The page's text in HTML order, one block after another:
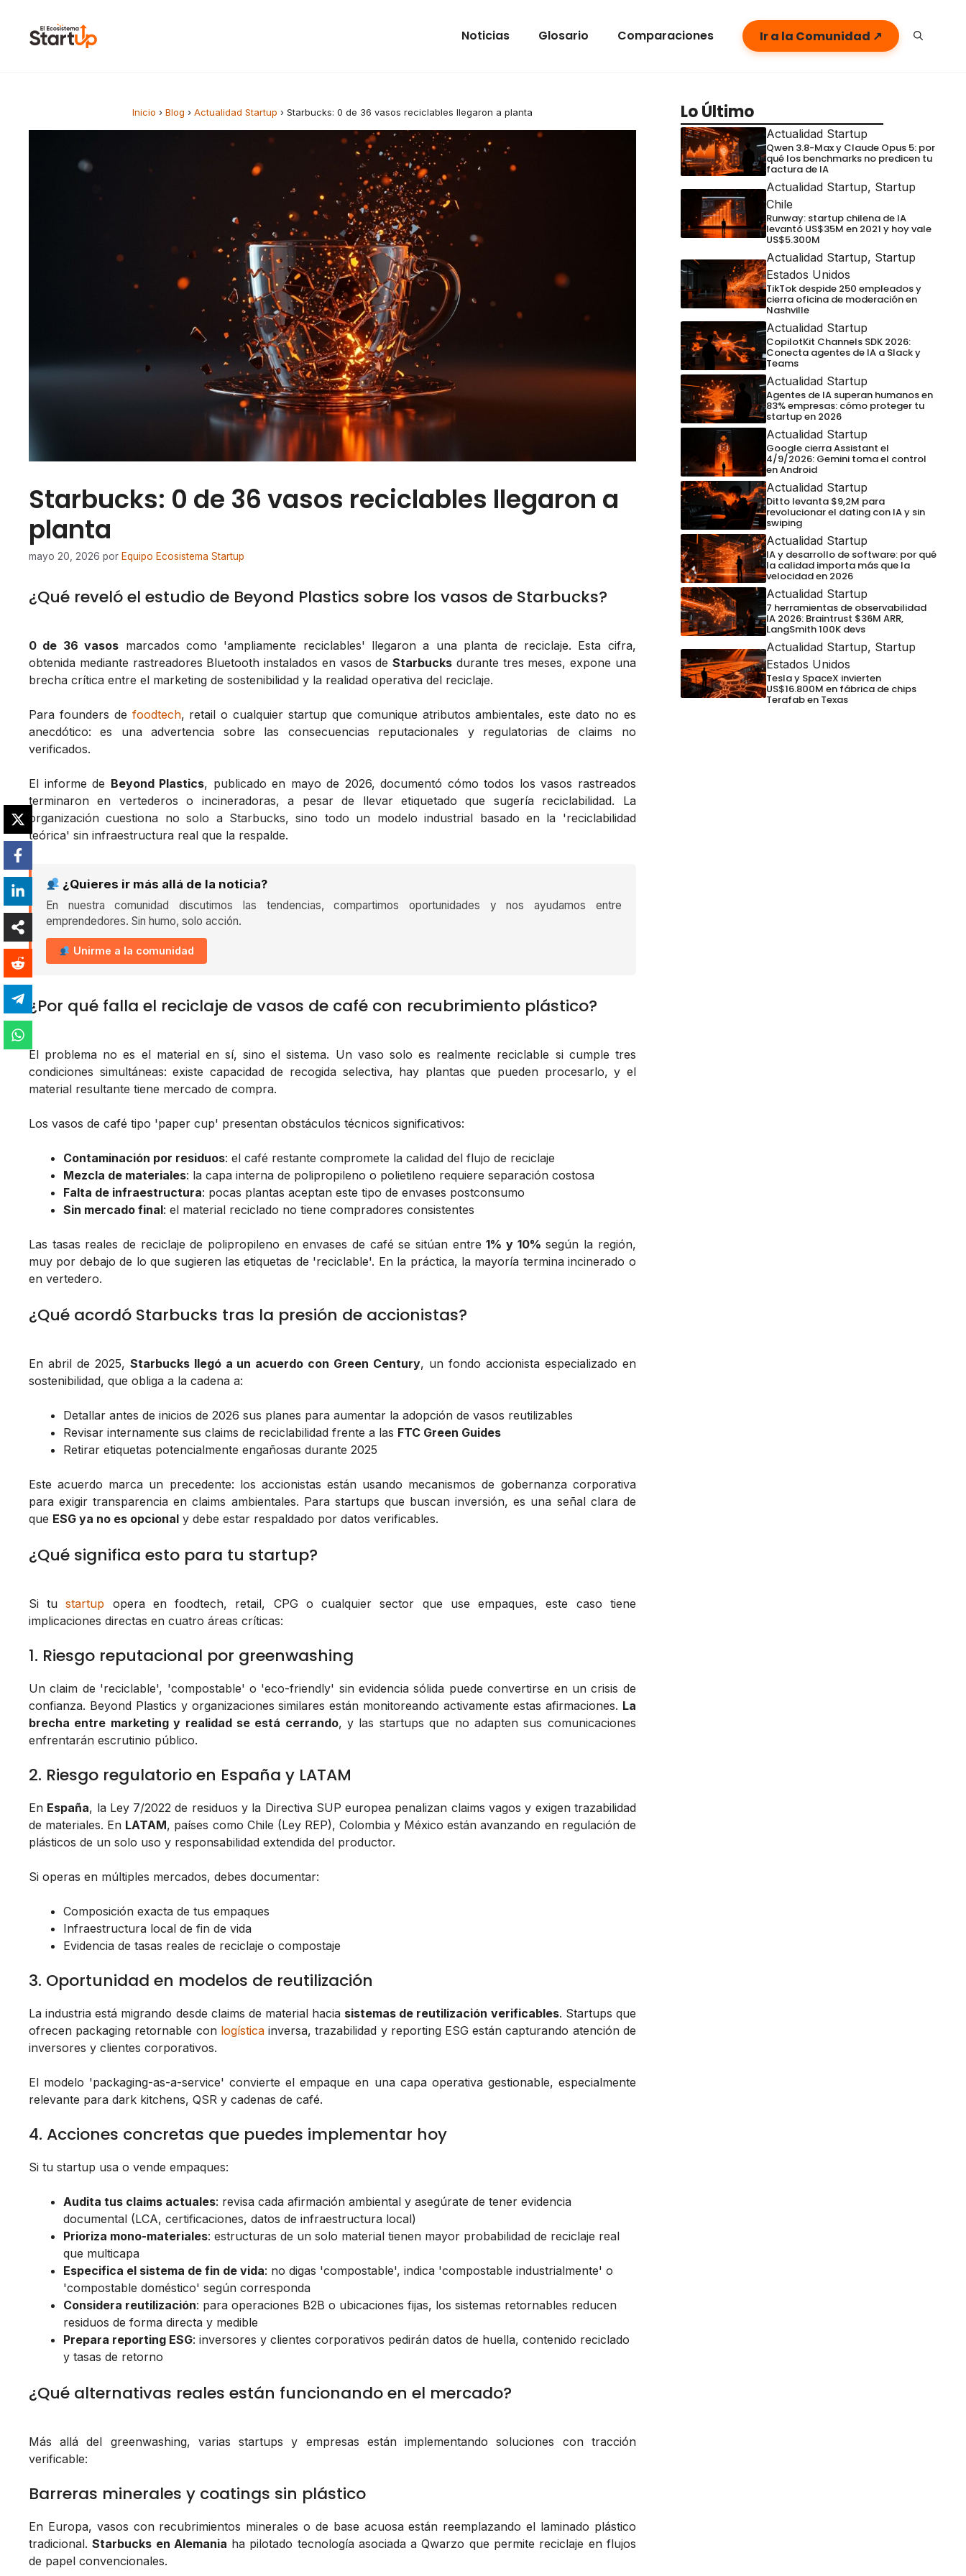
Noticias Glosario Comparaciones Ir a la Comunidad ↗
Inicio › Blog › Actualidad Startup › Starbucks: 0 de 36 vasos reciclables llegaron a planta
Starbucks: 0 de 36 vasos reciclables llegaron a
planta
mayo 20, 2026 por Equipo Ecosistema Startup
¿Qué reveló el estudio de Beyond Plastics sobre los vasos de Starbucks?
0 de 36 vasos marcados como 'ampliamente reciclables' llegaron a una planta de reciclaje. Esta cifra,
obtenida mediante rastreadores Bluetooth instalados en vasos deStarbucks durante tres meses, expone una
brecha crítica entre el marketing de sostenibilidad y la realidad operativa del reciclaje.
Para founders de foodtech, retail o cualquier startup que comunique atributos ambientales, este dato no es
anecdótico: es una advertencia sobre las consecuencias reputacionales y regulatorias de claims no
verificados.
El informe de Beyond Plastics, publicado en mayo de 2026, documentó cómo todos los vasos rastreados
terminaron en vertederos o incineradoras, a pesar de llevar etiquetado que sugería reciclabilidad. La
organización cuestiona no solo a Starbucks, sino todo un modelo industrial basado en la 'reciclabilidad
teórica' sin infraestructura real que la respalde.
¿Quieres ir más allá de la noticia?
En nuestra comunidad discutimos las tendencias, compartimos oportunidades y nos ayudamos entre
emprendedores. Sin humo, solo acción.
Unirme a la comunidad
¿Por qué falla el reciclaje de vasos de café con recubrimiento plástico?
El problema no es el material en sí, sino el sistema. Un vaso solo es realmente reciclable si cumple tres
condiciones simultáneas: existe capacidad de recogida selectiva, hay plantas que pueden procesarlo, y el
material resultante tiene mercado de compra.
Los vasos de café tipo 'paper cup' presentan obstáculos técnicos significativos:
Contaminación por residuos: el café restante compromete la calidad del flujo de reciclaje
Mezcla de materiales: la capa interna de polipropileno o polietileno requiere separación costosa
Falta de infraestructura: pocas plantas aceptan este tipo de envases postconsumo
Sin mercado final: el material reciclado no tiene compradores consistentes
Las tasas reales de reciclaje de polipropileno en envases de café se sitúan entre1% y 10% según la región,
muy por debajo de lo que sugieren las etiquetas de 'reciclable'. En la práctica, la mayoría termina incinerado o
en vertedero.
¿Qué acordó Starbucks tras la presión de accionistas?
En abril de 2025, Starbucks llegó a un acuerdo con Green Century, un fondo accionista especializado en
sostenibilidad, que obliga a la cadena a:
Detallar antes de inicios de 2026 sus planes para aumentar la adopción de vasos reutilizables
Revisar internamente sus claims de reciclabilidad frente a las FTC Green Guides
Retirar etiquetas potencialmente engañosas durante 2025
Este acuerdo marca un precedente: los accionistas están usando mecanismos de gobernanza corporativa
para exigir transparencia en claims ambientales. Para startups que buscan inversión, es una señal clara de
que ESG ya no es opcional y debe estar respaldado por datos verificables.
¿Qué significa esto para tu startup?
Si tustartup opera en foodtech, retail, CPG o cualquier sector que use empaques, este caso tiene
implicaciones directas en cuatro áreas críticas:
1. Riesgo reputacional por greenwashing
Un claim de 'reciclable', 'compostable' o 'eco-friendly' sin evidencia sólida puede convertirse en un crisis de
confianza. Beyond Plastics y organizaciones similares están monitoreando activamente estas afirmaciones. La
brecha entre marketing y realidad se está cerrando, y las startups que no adapten sus comunicaciones
enfrentarán escrutinio público.
2. Riesgo regulatorio en España y LATAM
En España, la Ley 7/2022 de residuos y la Directiva SUP europea penalizan claims vagos y exigen trazabilidad
de materiales. En LATAM, países como Chile (Ley REP), Colombia y México están avanzando en regulación de
plásticos de un solo uso y responsabilidad extendida del productor.
Si operas en múltiples mercados, debes documentar:
Composición exacta de tus empaques
Infraestructura local de fin de vida
Evidencia de tasas reales de reciclaje o compostaje
3. Oportunidad en modelos de reutilización
La industria está migrando desde claims de material hacia sistemas de reutilización verificables. Startups que
ofrecen packaging retornable con logísticainversa, trazabilidad y reporting ESG están capturando atención de
inversores y clientes corporativos.
El modelo 'packaging-as-a-service' convierte el empaque en una capa operativa gestionable, especialmente
relevante para dark kitchens, QSR y cadenas de café.
4. Acciones concretas que puedes implementar hoy
Si tu startup usa o vende empaques:
Audita tus claims actuales: revisa cada afirmación ambiental y asegúrate de tener evidencia
documental (LCA, certificaciones, datos de infraestructura local)
Prioriza mono-materiales: estructuras de un solo material tienen mayor probabilidad de reciclaje real
que multicapa
Especifica el sistema de fin de vida: no digas 'compostable', indica 'compostable industrialmente' o
'compostable doméstico' según corresponda
Considera reutilización: para operaciones B2B o ubicaciones fijas, los sistemas retornables reducen
residuos de forma directa y medible
Prepara reporting ESG: inversores y clientes corporativos pedirán datos de huella, contenido reciclado
y tasas de retorno
¿Qué alternativas reales están funcionando en el mercado?
Más allá del greenwashing, varias startups y empresas están implementando soluciones con tracción
verificable:
Barreras minerales y coatings sin plástico
En Europa, vasos con recubrimientos minerales o de base acuosa están reemplazando el laminado plástico
tradicional.Starbucks en Alemania ha pilotado tecnología asociada a Qwarzo que permite reciclaje en flujos
de papel convencionales.
Lo Último
Actualidad Startup
Qwen 3.8-Max y Claude Opus 5: por
qué los benchmarks no predicen tu
factura de IA
Actualidad Startup, Startup
Chile
Runway: startup chilena de IA
levantó US$35M en 2021 y hoy vale
US$5.300M
Actualidad Startup, Startup
Estados Unidos
TikTok despide 250 empleados y
cierra oficina de moderación en
Nashville
Actualidad Startup
CopilotKit Channels SDK 2026:
Conecta agentes de IA a Slack y
Teams
Actualidad Startup
Agentes de IA superan humanos en
83% empresas: cómo proteger tu
startup en 2026
Actualidad Startup
Google cierra Assistant el
4/9/2026: Gemini toma el control
en Android
Actualidad Startup
Ditto levanta $9,2M para
revolucionar el dating con IA y sin
swiping
Actualidad Startup
IA y desarrollo de software: por qué
la calidad importa más que la
velocidad en 2026
Actualidad Startup
7 herramientas de observabilidad
IA 2026: Braintrust $36M ARR,
LangSmith 100K devs
Actualidad Startup, Startup
Estados Unidos
Tesla y SpaceX invierten
US$16.800M en fábrica de chips
Terafab en Texas